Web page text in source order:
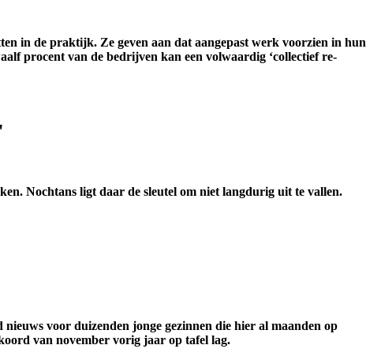
in de praktijk. Ze geven aan dat aangepast werk voorzien in hun
procent van de bedrijven kan een volwaardig ‘collectief re-
Nochtans ligt daar de sleutel om niet langdurig uit te vallen.
voor duizenden jonge gezinnen die hier al maanden op
van november vorig jaar op tafel lag.